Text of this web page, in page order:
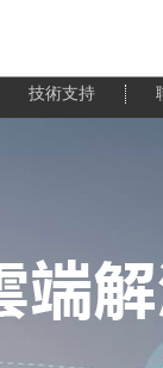
技術支持